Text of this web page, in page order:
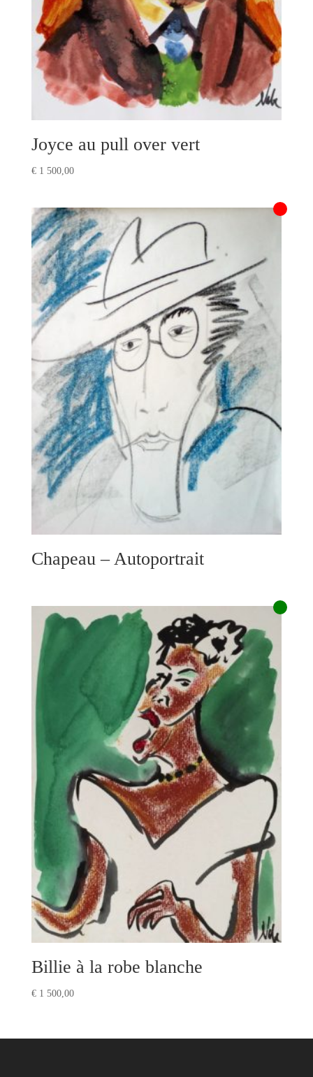
Joyce au pull over vert
€1 500,00
Chapeau – Autoportrait
Billie à la robe blanche
€1 500,00